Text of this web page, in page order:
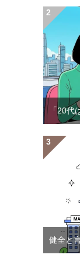
「20
健全と